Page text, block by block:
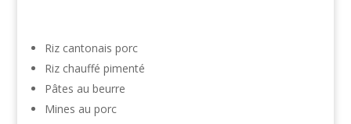
Riz cantonais porc
Riz chauffé pimenté
Pâtes au beurre
Mines au porc